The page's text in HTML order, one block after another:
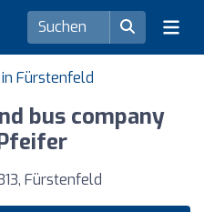
Fürstenfeld
bus company
Fürstenfeld